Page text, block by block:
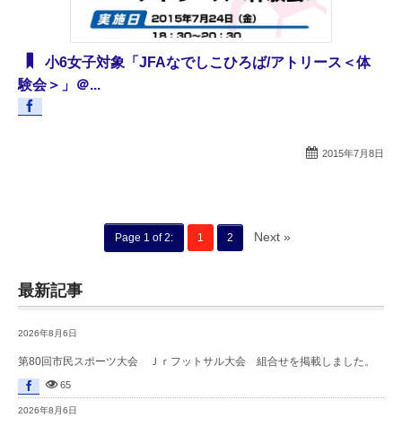
小6女子対象「JFAなでしこひろば/アトリース＜体
験会＞」＠...
2015年7月8日
Page 1 of 2: 1 2 Next »
最新記事
2026年8月6日
第80回市民スポーツ大会 Ｊｒフットサル大会 組合せを掲載しました。
65
2026年8月6日